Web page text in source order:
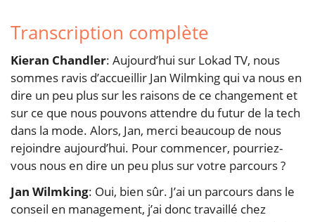
Transcription complète
Kieran Chandler: Aujourd’hui sur Lokad TV, nous
sommes ravis d’accueillir Jan Wilmking qui va nous en
dire un peu plus sur les raisons de ce changement et
sur ce que nous pouvons attendre du futur de la tech
dans la mode. Alors, Jan, merci beaucoup de nous
rejoindre aujourd’hui. Pour commencer, pourriez-
vous nous en dire un peu plus sur votre parcours ?
Jan Wilmking: Oui, bien sûr. J’ai un parcours dans le
conseil en management, j’ai donc travaillé chez